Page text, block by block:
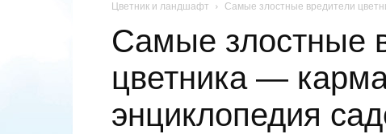
Цветник и ландшафт Самые злостные вредители
Самые злостные
цветника —
энциклопедия